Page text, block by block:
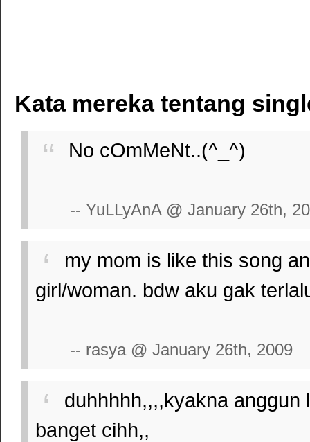
Kata mereka tentang
No cOmMeNt..(^_^)
-- YuLLyAnA @ January 26th,
my mom is like this song
girl/woman. bdw aku gak
-- rasya @ January 26th, 2009
duhhhhh,,,,kyakna anggun
banget cihh,,